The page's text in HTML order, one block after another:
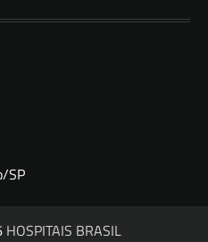
SP
HOSPITAIS BRASIL